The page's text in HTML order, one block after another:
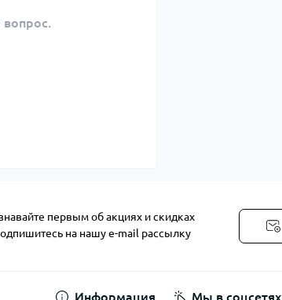
первым об акциях и скидках
на нашу e-mail рассылку
Информация Мы в соцсетях